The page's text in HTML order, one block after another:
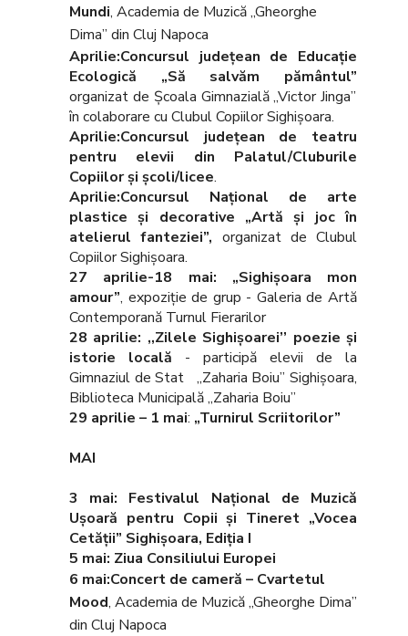
Mundi, Academia de Muzică „Gheorghe
Dima” din Cluj Napoca
Aprilie:Concursul judeţean de Educaţie
Ecologică „Să salvăm pământul”
organizat de Şcoala Gimnazială „Victor Jinga”
în colaborare cu Clubul Copiilor Sighişoara.
Aprilie:Concursul judeţean de teatru
pentru elevii din Palatul/Cluburile
Copiilor şi şcoli/licee.
Aprilie:Concursul Naţional de arte
plastice şi decorative „Artă şi joc în
atelierul fanteziei”, organizat de Clubul
Copiilor Sighişoara.
27 aprilie-18 mai: „Sighişoara mon
amour”, expoziţie de grup - Galeria de Artă
Contemporană Turnul Fierarilor
28 aprilie: ,,Zilele Sighişoarei’’ poezie şi
istorie locală - participă elevii de la
Gimnaziul de Stat ,,Zaharia Boiu’’ Sighişoara,
Biblioteca Municipală „Zaharia Boiu”
29 aprilie – 1 mai: „Turnirul Scriitorilor”
MAI
3 mai: Festivalul Național de Muzică
Ușoară pentru Copii și Tineret „Vocea
Cetății” Sighișoara, Ediția I
5 mai: Ziua Consiliului Europei
6 mai:Concert de cameră – Cvartetul
Mood, Academia de Muzică „Gheorghe Dima”
din Cluj Napoca